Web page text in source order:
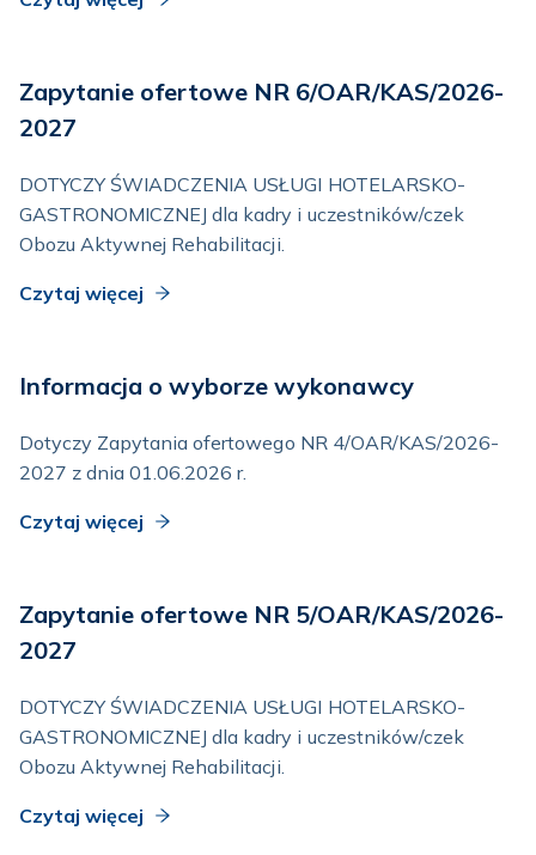
Zapytanie ofertowe NR 6/OAR/KAS/2026-
2027
DOTYCZY ŚWIADCZENIA USŁUGI HOTELARSKO-
GASTRONOMICZNEJ dla kadry i uczestników/czek
Obozu Aktywnej Rehabilitacji.
Czytaj więcej
Informacja o wyborze wykonawcy
Dotyczy Zapytania ofertowego NR 4/OAR/KAS/2026-
2027 z dnia 01.06.2026 r.
Czytaj więcej
Zapytanie ofertowe NR 5/OAR/KAS/2026-
2027
DOTYCZY ŚWIADCZENIA USŁUGI HOTELARSKO-
GASTRONOMICZNEJ dla kadry i uczestników/czek
Obozu Aktywnej Rehabilitacji.
Czytaj więcej